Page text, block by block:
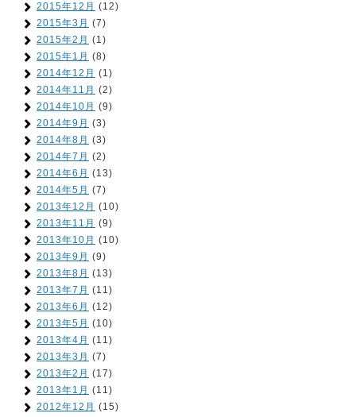
2015年12月 (12)
2015年3月 (7)
2015年2月 (1)
2015年1月 (8)
2014年12月 (1)
2014年11月 (2)
2014年10月 (9)
2014年9月 (3)
2014年8月 (3)
2014年7月 (2)
2014年6月 (13)
2014年5月 (7)
2013年12月 (10)
2013年11月 (9)
2013年10月 (10)
2013年9月 (9)
2013年8月 (13)
2013年7月 (11)
2013年6月 (12)
2013年5月 (10)
2013年4月 (11)
2013年3月 (7)
2013年2月 (17)
2013年1月 (11)
2012年12月 (15)